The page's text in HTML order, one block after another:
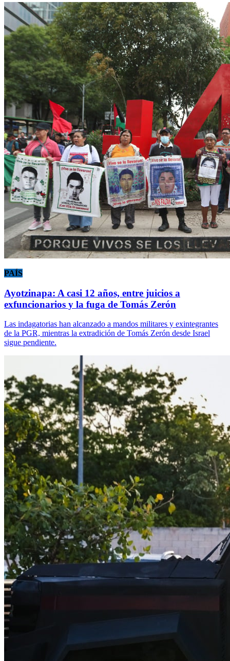
PAÍS
Ayotzinapa: A casi 12 años, entre juicios a
exfuncionarios y la fuga de Tomás Zerón
Las indagatorias han alcanzado a mandos militares y exintegrantes
de la PGR, mientras la extradición de Tomás Zerón desde Israel
sigue pendiente.